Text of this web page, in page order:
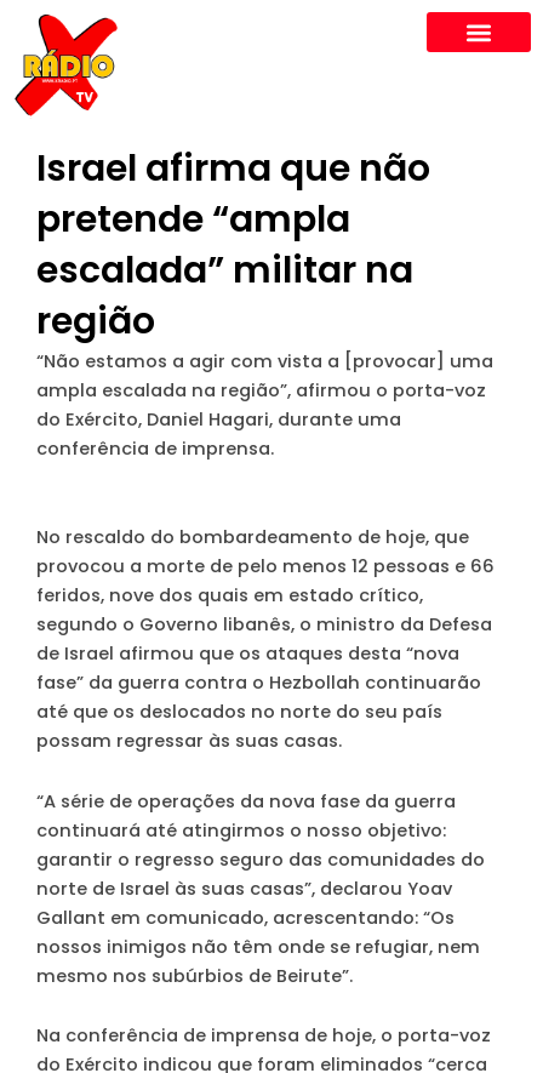
content
Israel afirma que não
pretende “ampla
escalada” militar na
região
“Não estamos a agir com vista a [provocar] uma
ampla escalada na região”, afirmou o porta-voz
do Exército, Daniel Hagari, durante uma
conferência de imprensa.
No rescaldo do bombardeamento de hoje, que
provocou a morte de pelo menos 12 pessoas e 66
feridos, nove dos quais em estado crítico,
segundo o Governo libanês, o ministro da Defesa
de Israel afirmou que os ataques desta “nova
fase” da guerra contra o Hezbollah continuarão
até que os deslocados no norte do seu país
possam regressar às suas casas.
“A série de operações da nova fase da guerra
continuará até atingirmos o nosso objetivo:
garantir o regresso seguro das comunidades do
norte de Israel às suas casas”, declarou Yoav
Gallant em comunicado, acrescentando: “Os
nossos inimigos não têm onde se refugiar, nem
mesmo nos subúrbios de Beirute”.
Na conferência de imprensa de hoje, o porta-voz
do Exército indicou que foram eliminados “cerca